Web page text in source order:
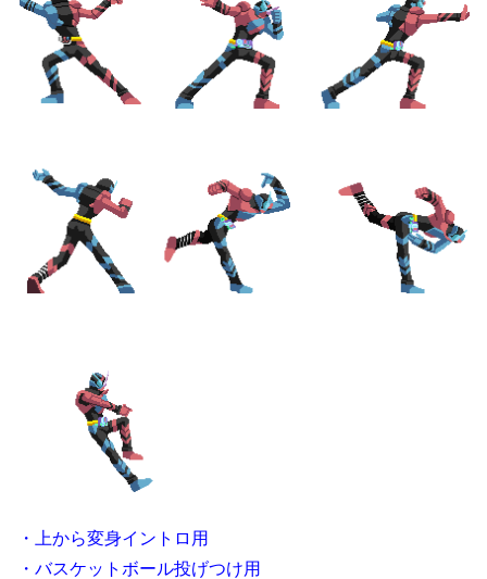
・上から変身イントロ用
・バスケットボール投げつけ用